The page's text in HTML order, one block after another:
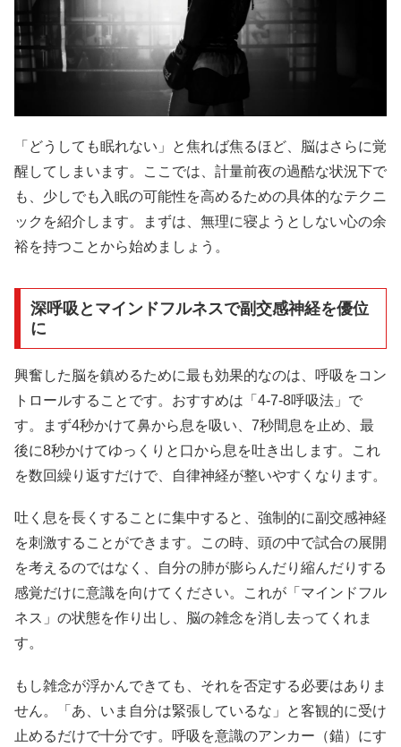
「どうしても眠れない」と焦れば焦るほど、脳はさらに覚
醒してしまいます。ここでは、計量前夜の過酷な状況下で
も、少しでも入眠の可能性を高めるための具体的なテクニ
ックを紹介します。まずは、無理に寝ようとしない心の余
裕を持つことから始めましょう。
深呼吸とマインドフルネスで副交感神経を優位
に
興奮した脳を鎮めるために最も効果的なのは、呼吸をコン
トロールすることです。おすすめは「4-7-8呼吸法」で
す。まず4秒かけて鼻から息を吸い、7秒間息を止め、最
後に8秒かけてゆっくりと口から息を吐き出します。これ
を数回繰り返すだけで、自律神経が整いやすくなります。
吐く息を長くすることに集中すると、強制的に副交感神経
を刺激することができます。この時、頭の中で試合の展開
を考えるのではなく、自分の肺が膨らんだり縮んだりする
感覚だけに意識を向けてください。これが「マインドフル
ネス」の状態を作り出し、脳の雑念を消し去ってくれま
す。
もし雑念が浮かんできても、それを否定する必要はありま
せん。「あ、いま自分は緊張しているな」と客観的に受け
止めるだけで十分です。呼吸を意識のアンカー（錨）にす